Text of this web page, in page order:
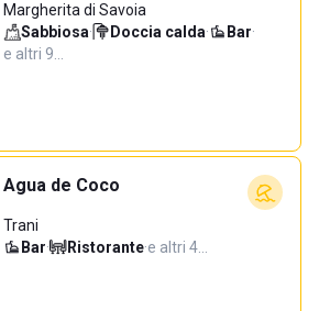
Margherita di Savoia
Sabbiosa· Doccia calda· Bar·
e altri 9…
Agua de Coco
Trani
Bar· Ristorante·e altri 4…